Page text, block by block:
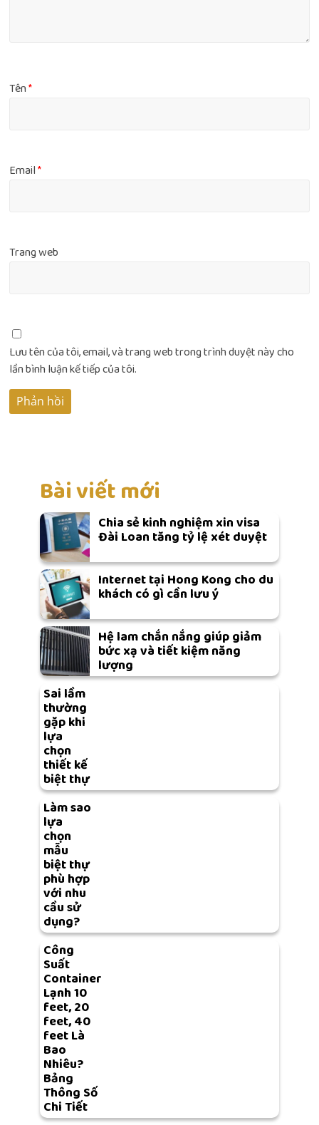
Tên*
Email*
Trang web
Lưu tên của tôi, email, và trang web trong trình duyệt này cho
lần bình luận kế tiếp của tôi.
Bài viết mới
Chia sẻ kinh nghiệm xin visa
Đài Loan tăng tỷ lệ xét duyệt
Internet tại Hong Kong cho du
khách có gì cần lưu ý
Hệ lam chắn nắng giúp giảm
bức xạ và tiết kiệm năng
lượng
Sai lầm
thường
gặp khi
lựa
chọn
thiết kế
biệt thự
Làm sao
lựa
chọn
mẫu
biệt thự
phù hợp
với nhu
cầu sử
dụng?
Công
Suất
Container
Lạnh 10
feet, 20
feet, 40
feet Là
Bao
Nhiêu?
Bảng
Thông Số
Chi Tiết